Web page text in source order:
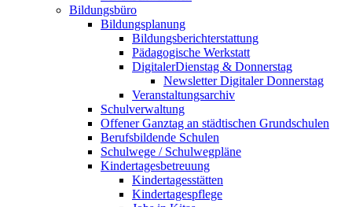
Bildungsbüro
Bildungsplanung
Bildungsberichterstattung
Pädagogische Werkstatt
DigitalerDienstag & Donnerstag
Newsletter Digitaler Donnerstag
Veranstaltungsarchiv
Schulverwaltung
Offener Ganztag an städtischen Grundschulen
Berufsbildende Schulen
Schulwege / Schulwegpläne
Kindertagesbetreuung
Kindertagesstätten
Kindertagespflege